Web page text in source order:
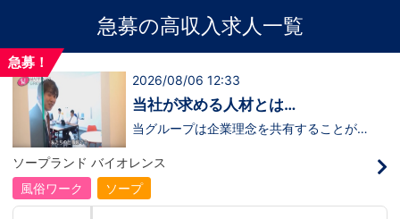
急募の高収入求人一覧
急募！
2026/08/06 12:33
当社が求める人材とは…
当グループは企業理念を共有することがで
神】を持っている方を求めています。さら
に！『ハピネスグループは、店舗数が増え
ます！！』つまり…【店長/幹部】の空き
枠があるってことです。実際に働いてみ
ソープランド バイオレンス
風俗ワーク
ソープ